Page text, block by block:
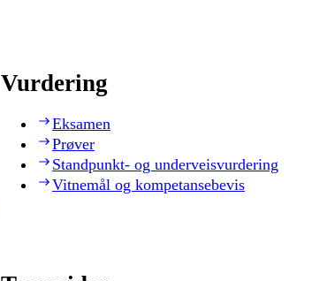
Vurdering
Eksamen
Prøver
Standpunkt- og underveisvurdering
Vitnemål og kompetansebevis